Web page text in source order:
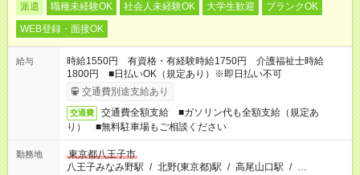
派遣 職種未経験OK 社会人未経験OK 大学生歓迎
ブランクOK
WEB登録・面接OK
給与
時給1550円 有資格・有経験時給1750円 介護福祉士時給
1800円 ■日払いOK（規定あり）※即日払い不可
交通費別途支給あり
交通費
交通費全額支給 ■ガソリン代も全額支給（規定あ
り） ■無料駐車場もご相談ください
勤務地
東京都八王子市
八王子みなみ野駅 / 北野(東京都)駅 / 高尾山口駅 / …